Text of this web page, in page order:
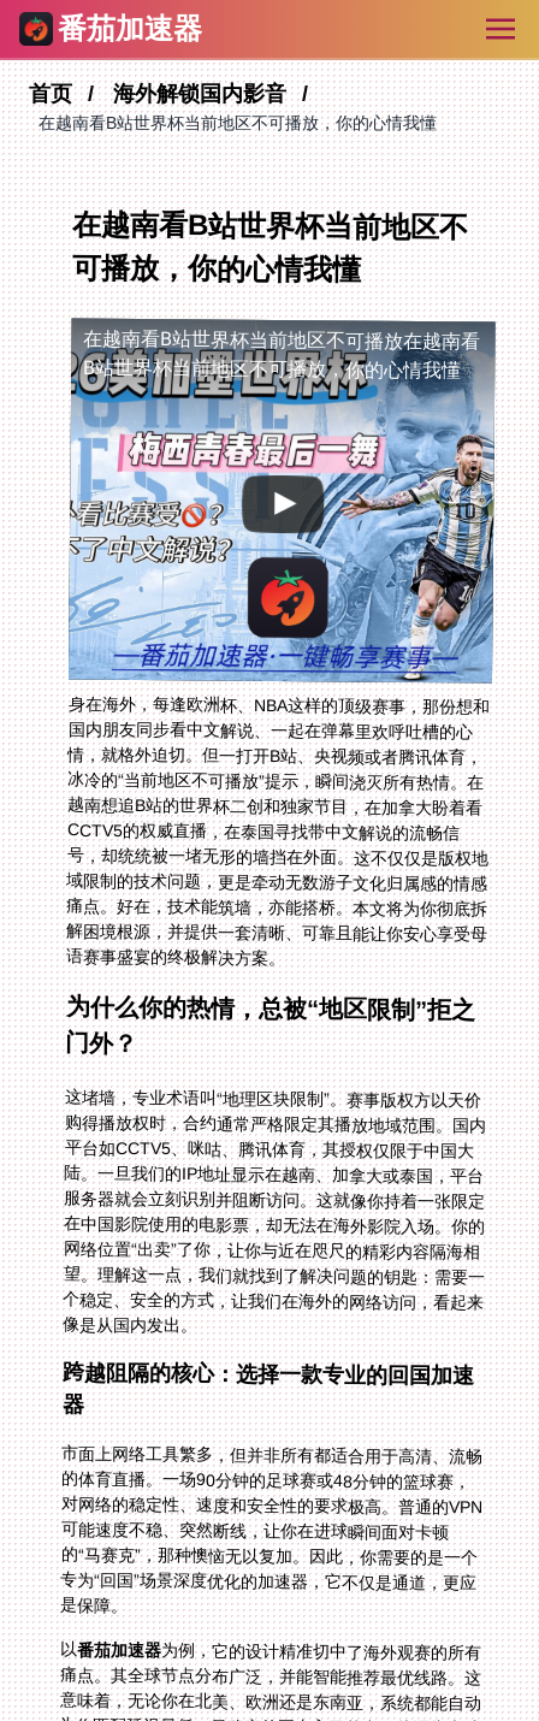
番茄加速器
首页 海外解锁国内影音
在越南看B站世界杯当前地区不可播放，你的心情我懂
在越南看B站世界杯当前地区不
可播放，你的心情我懂
在越南看B站世界杯当前地区不可播放在越南看
B站世界杯当前地区不可播放，你的心情我懂
身在海外，每逢欧洲杯、NBA这样的顶级赛事，那份想和
国内朋友同步看中文解说、一起在弹幕里欢呼吐槽的心
情，就格外迫切。但一打开B站、央视频或者腾讯体育，
冰冷的“当前地区不可播放”提示，瞬间浇灭所有热情。在
越南想追B站的世界杯二创和独家节目，在加拿大盼着看
CCTV5的权威直播，在泰国寻找带中文解说的流畅信
号，却统统被一堵无形的墙挡在外面。这不仅仅是版权地
域限制的技术问题，更是牵动无数游子文化归属感的情感
痛点。好在，技术能筑墙，亦能搭桥。本文将为你彻底拆
解困境根源，并提供一套清晰、可靠且能让你安心享受母
语赛事盛宴的终极解决方案。
为什么你的热情，总被“地区限制”拒之
门外？
这堵墙，专业术语叫“地理区块限制”。赛事版权方以天价
购得播放权时，合约通常严格限定其播放地域范围。国内
平台如CCTV5、咪咕、腾讯体育，其授权仅限于中国大
陆。一旦我们的IP地址显示在越南、加拿大或泰国，平台
服务器就会立刻识别并阻断访问。这就像你持着一张限定
在中国影院使用的电影票，却无法在海外影院入场。你的
网络位置“出卖”了你，让你与近在咫尺的精彩内容隔海相
望。理解这一点，我们就找到了解决问题的钥匙：需要一
个稳定、安全的方式，让我们在海外的网络访问，看起来
像是从国内发出。
跨越阻隔的核心：选择一款专业的回国加速
器
市面上网络工具繁多，但并非所有都适合用于高清、流畅
的体育直播。一场90分钟的足球赛或48分钟的篮球赛，
对网络的稳定性、速度和安全性的要求极高。普通的VPN
可能速度不稳、突然断线，让你在进球瞬间面对卡顿
的“马赛克”，那种懊恼无以复加。因此，你需要的是一个
专为“回国”场景深度优化的加速器，它不仅是通道，更应
是保障。
以番茄加速器为例，它的设计精准切中了海外观赛的所有
痛点。其全球节点分布广泛，并能智能推荐最优线路。这
意味着，无论你在北美、欧洲还是东南亚，系统都能自动
为你匹配延迟最低、最稳定的国内入口节点，从源头上减
少卡顿。更贴心的是，它支持多平台，Android手机、
iPhone、Windows笔记本、Mac电脑全都能覆盖。对于留
学生和家庭用户来说，一个账号可以支持多端设备同时使